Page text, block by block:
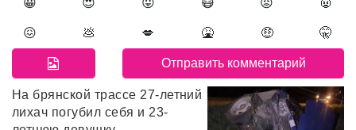
😖 💩 💋 🤮 🤑 🤫
На брянской трассе 27-летний
лихач погубил себя и 23-